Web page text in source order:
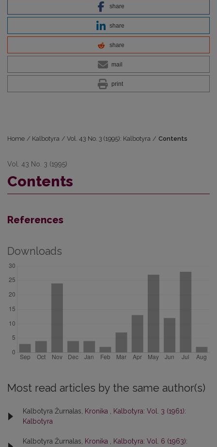
share
share
share
mail
print
Home / Kalbotyra / Vol. 43 No. 3 (1995): Kalbotyra / Contents
Vol. 43 No. 3 (1995)
Contents
References
Downloads
Most read articles by the same author(s)
Kalbotyra Žurnalas, Kronika
Kalbotyra: Vol. 3 (1961):
Kalbotyra
Kalbotyra Žurnalas, Kronika
Kalbotyra: Vol. 6 (1963):